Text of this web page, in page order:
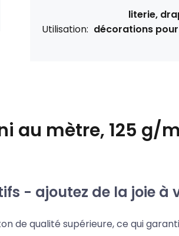
Utilisation:
literie,
décorations
au mètre, 125 g/
- ajoutez de la joie à
de qualité supérieure, ce qui